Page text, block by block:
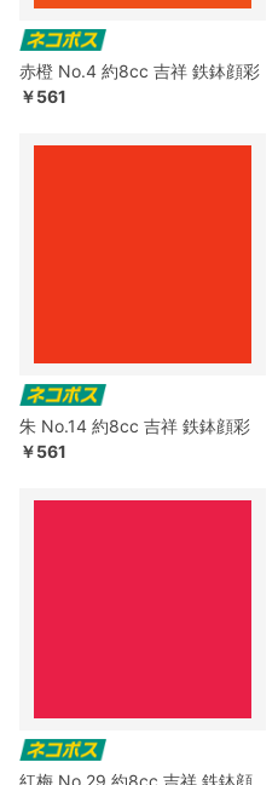
赤橙 No.4 約8cc 吉祥 鉄鉢顔彩
￥561
朱 No.14 約8cc 吉祥 鉄鉢顔彩
￥561
紅梅 No.29 約8cc 吉祥 鉄鉢顔